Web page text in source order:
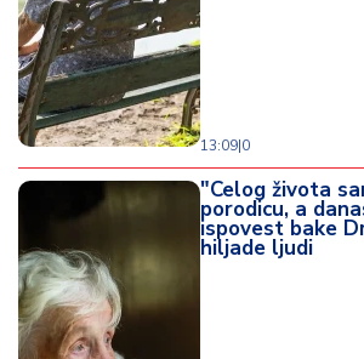
13:09|0
"Celog života
porodicu, a
ispovest bake
hiljade ljudi